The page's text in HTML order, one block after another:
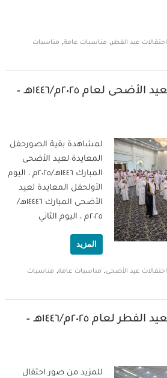
احتفالات عيد الفطر, مناسبات عامة, مناسبات
معايدة آل بوعينين بعيد الأضحى لعام ٢٠٢٥م/١٤٤٦هـ –
لمشاهدة بقية الصورحفل
المعايدة لعيد الأضحى
المبارك ١٤٤٦هـ/٢٠٢٥م ، اليوم
الأولحفل المعايدة لعيد
الأضحى المبارك ١٤٤٤٦هـ/
٢٠٢٥م ، اليوم الثاني
المزيد
احتفالات عيد الأضحى, مناسبات عامة, مناسبات
معايدة آل بوعينين بعيد الفطر لعام ٢٠٢٥م/١٤٤٦هـ –
للمزيد من صور احتفال